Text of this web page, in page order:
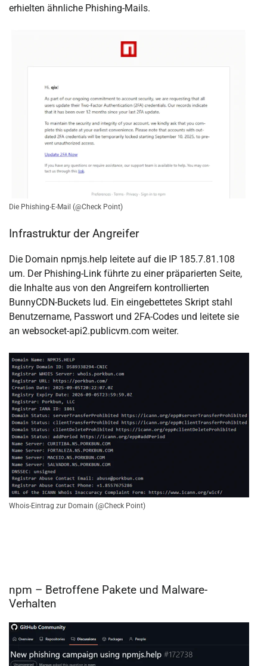
erhielten ähnliche Phishing-Mails.
Die Phishing-E-Mail (@Check Point)
Infrastruktur der Angreifer
Die Domain npmjs.help leitete auf die IP 185.7.81.108
um. Der Phishing-Link führte zu einer präparierten Seite,
die Inhalte aus von den Angreifern kontrollierten
BunnyCDN-Buckets lud. Ein eingebettetes Skript stahl
Benutzername, Passwort und 2FA-Codes und leitete sie
an websocket-api2.publicvm.com weiter.
Whois-Eintrag zur Domain (@Check Point)
npm – Betroffene Pakete und Malware-
Verhalten